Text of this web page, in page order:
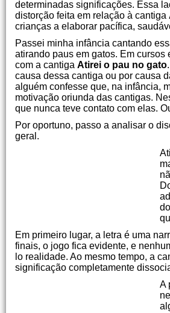
determinadas significações. Essa
distorção feita em relação à cantiga
crianças a elaborar pacífica,
Passei minha infância cantando
atirando paus em gatos. Em
com a cantiga Atirei o pau no gato
causa dessa cantiga ou por causa
alguém confesse que, na infância,
motivação oriunda das cantigas.
que nunca teve contato com elas.
Por oportuno, passo a analisar o
geral.
Em primeiro lugar, a letra é uma
finais, o jogo fica evidente, e
lo realidade. Ao mesmo tempo, a
significação completamente
A